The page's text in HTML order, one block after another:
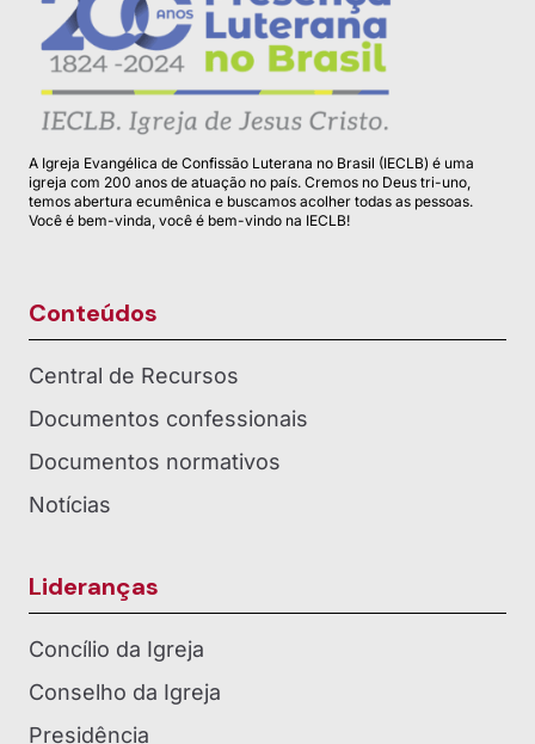
A Igreja Evangélica de Confissão Luterana no Brasil (IECLB) é uma
igreja com 200 anos de atuação no país. Cremos no Deus tri-uno,
temos abertura ecumênica e buscamos acolher todas as pessoas.
Você é bem-vinda, você é bem-vindo na IECLB!
Conteúdos
Central de Recursos
Documentos confessionais
Documentos normativos
Notícias
Lideranças
Concílio da Igreja
Conselho da Igreja
Presidência